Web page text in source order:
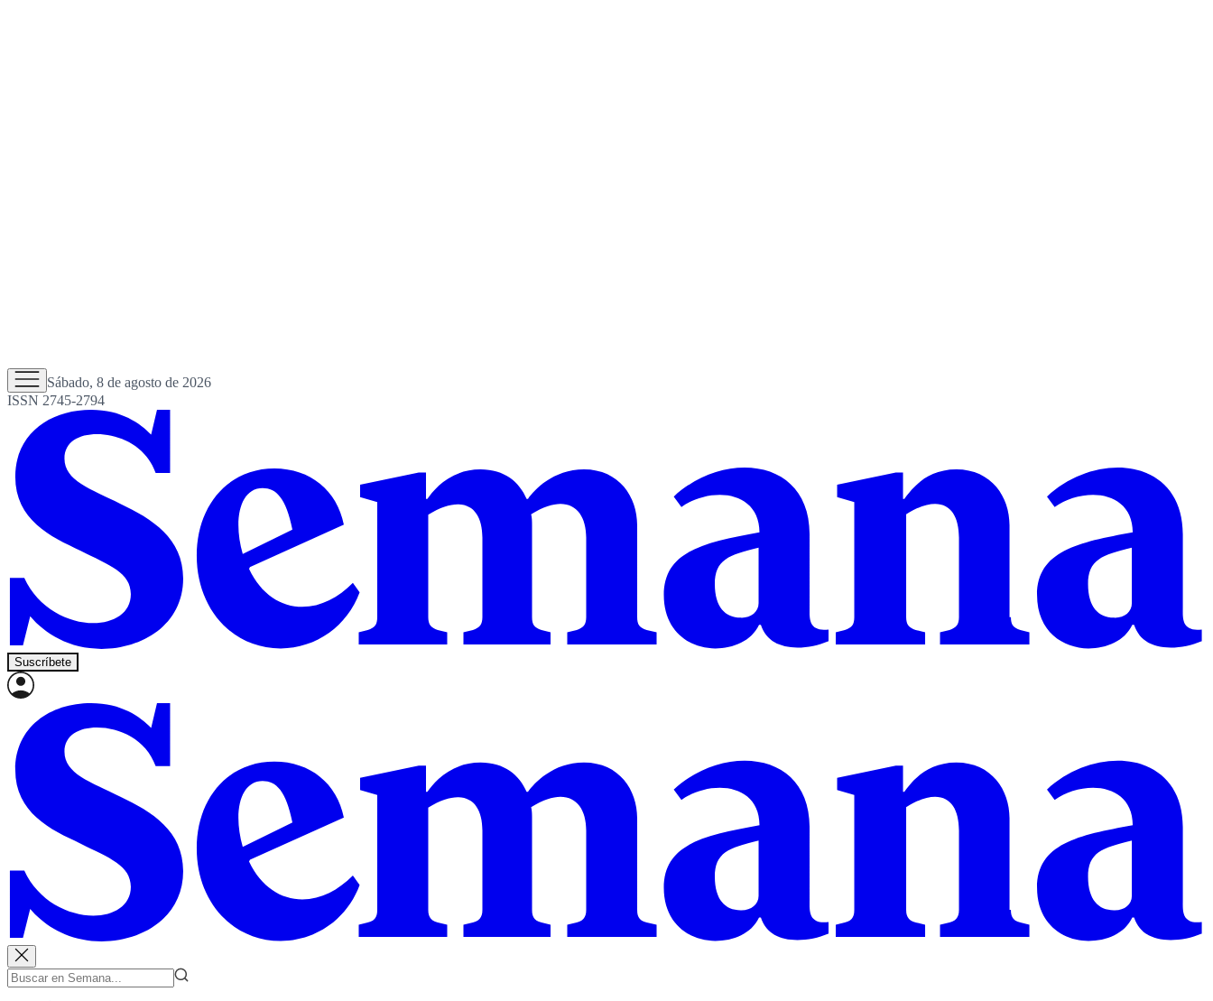
Sábado, 8 de agosto de 2026
ISSN 2745-2794
Suscríbete